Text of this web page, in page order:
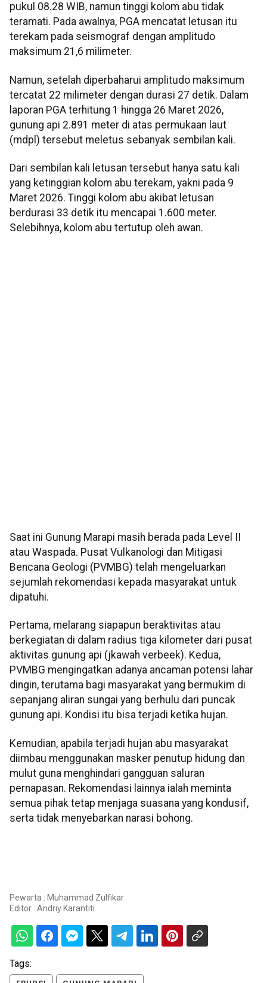
pukul 08.28 WIB, namun tinggi kolom abu tidak
teramati. Pada awalnya, PGA mencatat letusan itu
terekam pada seismograf dengan amplitudo
maksimum 21,6 milimeter.
Namun, setelah diperbaharui amplitudo maksimum
tercatat 22 milimeter dengan durasi 27 detik. Dalam
laporan PGA terhitung 1 hingga 26 Maret 2026,
gunung api 2.891 meter di atas permukaan laut
(mdpl) tersebut meletus sebanyak sembilan kali.
Dari sembilan kali letusan tersebut hanya satu kali
yang ketinggian kolom abu terekam, yakni pada 9
Maret 2026. Tinggi kolom abu akibat letusan
berdurasi 33 detik itu mencapai 1.600 meter.
Selebihnya, kolom abu tertutup oleh awan.
Saat ini Gunung Marapi masih berada pada Level II
atau Waspada. Pusat Vulkanologi dan Mitigasi
Bencana Geologi (PVMBG) telah mengeluarkan
sejumlah rekomendasi kepada masyarakat untuk
dipatuhi.
Pertama, melarang siapapun beraktivitas atau
berkegiatan di dalam radius tiga kilometer dari pusat
aktivitas gunung api (jkawah verbeek). Kedua,
PVMBG mengingatkan adanya ancaman potensi lahar
dingin, terutama bagi masyarakat yang bermukim di
sepanjang aliran sungai yang berhulu dari puncak
gunung api. Kondisi itu bisa terjadi ketika hujan.
Kemudian, apabila terjadi hujan abu masyarakat
diimbau menggunakan masker penutup hidung dan
mulut guna menghindari gangguan saluran
pernapasan. Rekomendasi lainnya ialah meminta
semua pihak tetap menjaga suasana yang kondusif,
serta tidak menyebarkan narasi bohong.
Pewarta : Muhammad Zulfikar
Editor : Andriy Karantiti
Tags: